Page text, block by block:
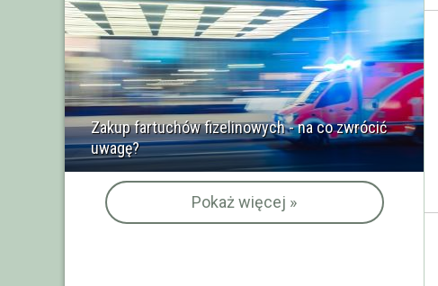
Zakup fartuchów fizelinowych - na co zwrócić
uwagę?
Pokaż więcej »